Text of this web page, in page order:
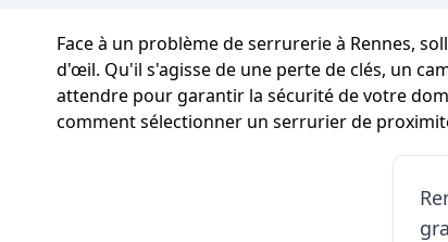
Face à un problème de serrurerie à Rennes,
d'œil. Qu'il s'agisse de une perte de clés, un
attendre pour garantir la sécurité de votre
comment sélectionner un serrurier de